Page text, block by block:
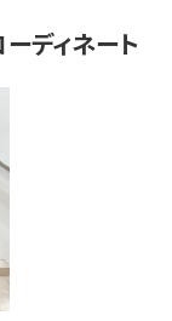
ディネート